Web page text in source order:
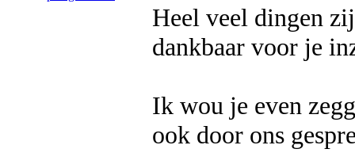
Heel veel dingen
dankbaar voor je
Ik wou je even
ook door ons